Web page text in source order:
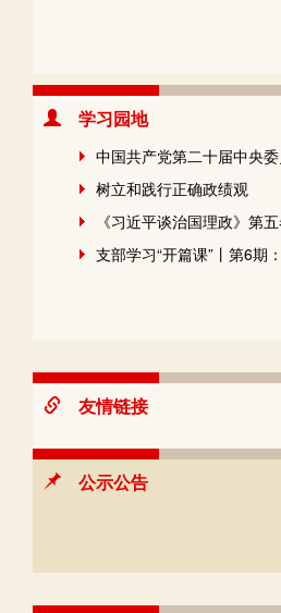
学习园地
中国共产党第二十届中央
树立和践行正确政绩观
《习近平谈治国理政》第
支部学习“开篇课”丨第6期
友情链接
公示公告